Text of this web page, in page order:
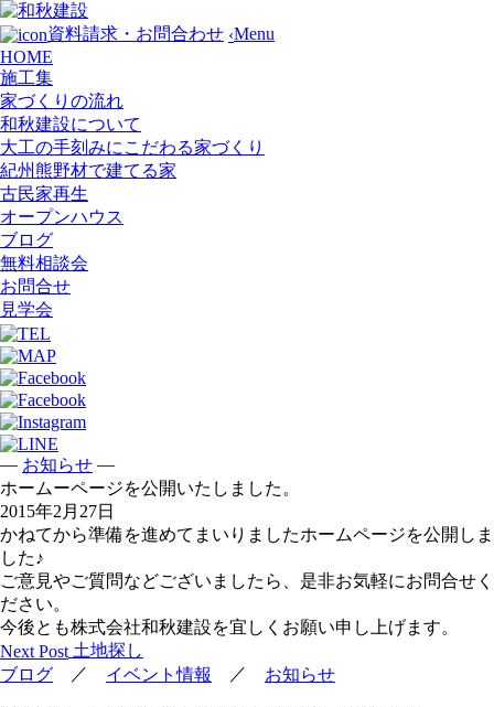
資料請求・お問合わせ ‹Menu
HOME
施工集
家づくりの流れ
和秋建設について
大工の手刻みにこだわる家づくり
紀州熊野材で建てる家
古民家再生
オープンハウス
ブログ
無料相談会
お問合せ
見学会
— お知らせ —
ホームーページを公開いたしました。
2015年2月27日
かねてから準備を進めてまいりましたホームページを公開しま
した♪
ご意見やご質問などございましたら、是非お気軽にお問合せく
ださい。
今後とも株式会社和秋建設を宜しくお願い申し上げます。
投
稿
Next Post 土地探し
ブログ ／ イベント情報 ／ お知らせ